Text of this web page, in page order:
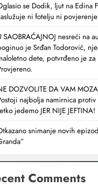
se Dodik, ljut na Edina
ni fotelju ni povjerenje
SAOBRAĆAJNOJ nesreći na
je Srđan Todorović,
dete, potvrđeno je za
DOZVOLITE DA VAM
najbolja namirnica
jedemo JER NIJE JEFTINA!
snimanje novih
Comments